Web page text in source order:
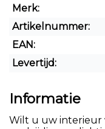
Merk:
Artikelnummer:
EAN:
Levertijd:
Informatie
Wilt u uw interieur